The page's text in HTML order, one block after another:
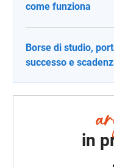
come funziona
Borse di studio,
successo e
in